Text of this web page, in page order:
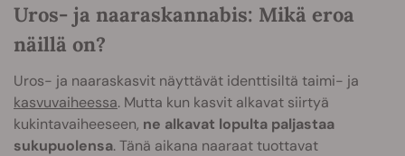
Uros- ja naaraskannabis: Mikä eroa
näillä on?
Uros- ja naaraskasvit näyttävät identtisiltä taimi- ja
kasvuvaiheessa. Mutta kun kasvit alkavat siirtyä
kukintavaiheeseen, ne alkavat lopulta paljastaa
sukupuolensa. Tänä aikana naaraat tuottavat